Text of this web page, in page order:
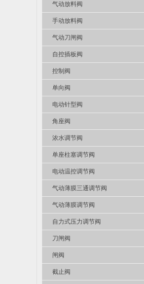
气动放料阀
手动放料阀
气动刀闸阀
自控插板阀
控制阀
单向阀
电动针型阀
角座阀
浓水调节阀
单座柱塞调节阀
电动温控调节阀
气动薄膜三通调节阀
气动薄膜调节阀
自力式压力调节阀
刀闸阀
闸阀
截止阀